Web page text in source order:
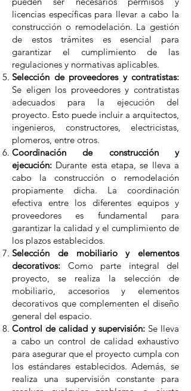
licencias específicas para llevar a cabo la
construcción o remodelación. La gestión
de estos trámites es esencial para
garantizar el cumplimiento de las
regulaciones y normativas aplicables.
Selección de proveedores y contratistas:
Se eligen los proveedores y contratistas
adecuados para la ejecución del
proyecto. Esto puede incluir a arquitectos,
ingenieros, constructores, electricistas,
plomeros, entre otros.
Coordinación de construcción y
ejecución: Durante esta etapa, se lleva a
cabo la construcción o remodelación
propiamente dicha. La coordinación
efectiva entre los diferentes equipos y
proveedores es fundamental para
garantizar la calidad y el cumplimiento de
los plazos establecidos.
Selección de mobiliario y elementos
decorativos: Como parte integral del
proyecto, se realiza la selección de
mobiliario, accesorios y elementos
decorativos que complementen el diseño
general del espacio.
Control de calidad y supervisión: Se lleva
a cabo un control de calidad exhaustivo
para asegurar que el proyecto cumpla con
los estándares establecidos. Además, se
realiza una supervisión constante para